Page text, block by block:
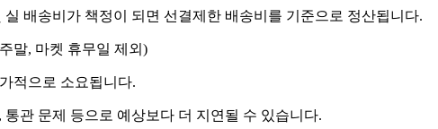
배송비가 책정이 되면 선결제한 배송비를 기준으로 정산됩니다.
말, 마켓 휴무일 제외)
적으로 소요됩니다.
관 문제 등으로 예상보다 더 지연될 수 있습니다.